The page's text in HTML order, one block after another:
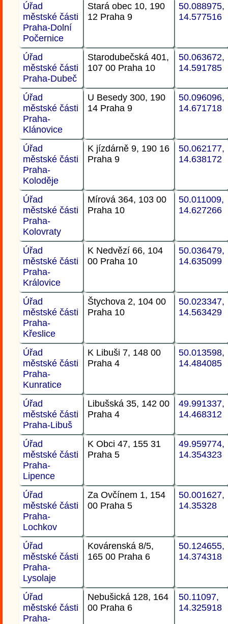
Úřad
městské části
Praha-Dolní
Počernice
Stará obec 10, 190
12 Praha 9
50.088975,
14.577516
Úřad
městské části
Praha-Dubeč
Starodubečská 401,
107 00 Praha 10
50.063672,
14.591785
Úřad
městské části
Praha-
Klánovice
U Besedy 300, 190
14 Praha 9
50.096096,
14.671718
Úřad
městské části
Praha-
Koloděje
K jízdárně 9, 190 16
Praha 9
50.062177,
14.638172
Úřad
městské části
Praha-
Kolovraty
Mírová 364, 103 00
Praha 10
50.011009,
14.627266
Úřad
městské části
Praha-
Královice
K Nedvězí 66, 104
00 Praha 10
50.036479,
14.635099
Úřad
městské části
Praha-
Křeslice
Štychova 2, 104 00
Praha 10
50.023347,
14.563429
Úřad
městské části
Praha-
Kunratice
K Libuši 7, 148 00
Praha 4
50.013598,
14.484085
Úřad
městské části
Praha-Libuš
Libušská 35, 142 00
Praha 4
49.991337,
14.468312
Úřad
městské části
Praha-
Lipence
K Obci 47, 155 31
Praha 5
49.959774,
14.354323
Úřad
městské části
Praha-
Lochkov
Za Ovčínem 1, 154
00 Praha 5
50.001627,
14.35328
Úřad
městské části
Praha-
Lysolaje
Kovárenská 8/5,
165 00 Praha 6
50.124655,
14.374318
Úřad
městské části
Praha-
Nebušická 128, 164
00 Praha 6
50.11097,
14.325918